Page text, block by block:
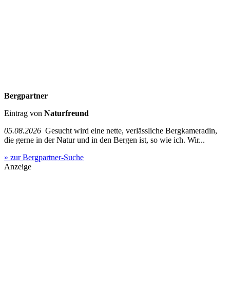
Bergpartner
Eintrag von Naturfreund
05.08.2026 Gesucht wird eine nette, verlässliche Bergkameradin,
die gerne in der Natur und in den Bergen ist, so wie ich. Wir...
» zur Bergpartner-Suche
Anzeige